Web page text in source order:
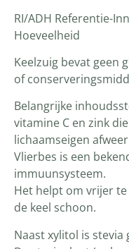
RI/ADH Referentie-
Hoeveelheid
Keelzuig bevat geen
of
Belangrijke
vitamine C en zink
lichaamseigen
Vlierbes is een
immuunsysteem.
Het helpt om vrijer
de keel schoon.
Naast xylitol is